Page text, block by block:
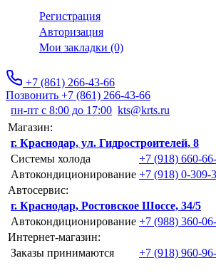
Регистрация
Авторизация
Мои закладки (0)
+7 (861) 266-43-66
Позвонить +7 (861) 266-43-66
пн-пт с 8:00 до 17:00 kts@krts.ru
Магазин:
г. Краснодар, ул. Гидростроителей, 8
Системы холода
+7 (918) 660-
Автокондиционирование +7 (918) 0-309-
Автосервис:
г. Краснодар, Ростовское Шоссе, 34/5
Автокондиционирование +7 (988) 360-
Интернет-магазин:
Заказы принимаются
+7 (918) 960-